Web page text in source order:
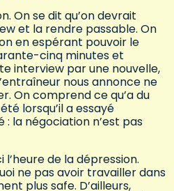
On se dit qu’on devrait
et la rendre passable. On
en espérant pouvoir le
cinq minutes et
interview par une nouvelle,
nous annonce ne
On comprend ce qu’a du
lorsqu’il a essayé
: la négociation n’est pas
l’heure de la dépression.
ne pas avoir travailler dans
plus safe. D’ailleurs,